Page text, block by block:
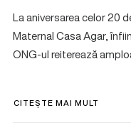
La aniversarea celor 20
Maternal Casa Agar,
ONG-ul reiterează
CITEȘTE MAI MULT